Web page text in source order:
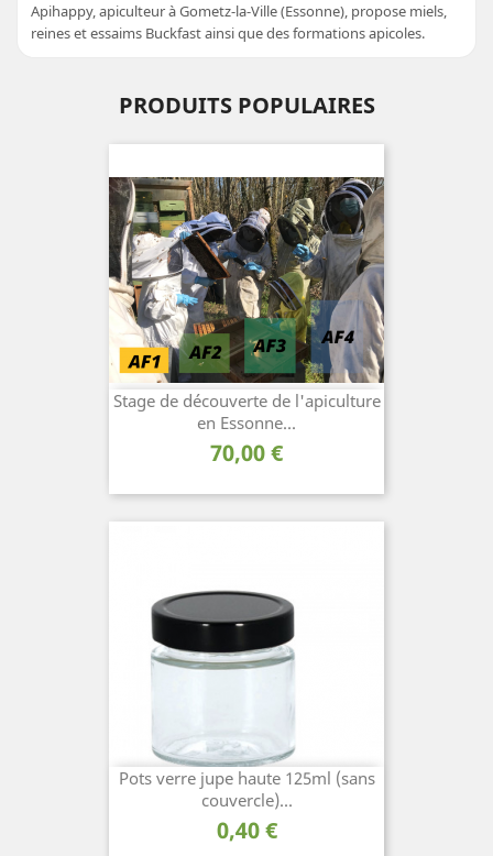
Apihappy, apiculteur à Gometz-la-Ville (Essonne), propose miels,
reines et essaims Buckfast ainsi que des formations apicoles.
PRODUITS POPULAIRES
Stage de découverte de l'apiculture
en Essonne...
Prix
70,00 €
Pots verre jupe haute 125ml (sans
couvercle)...
Prix
0,40 €